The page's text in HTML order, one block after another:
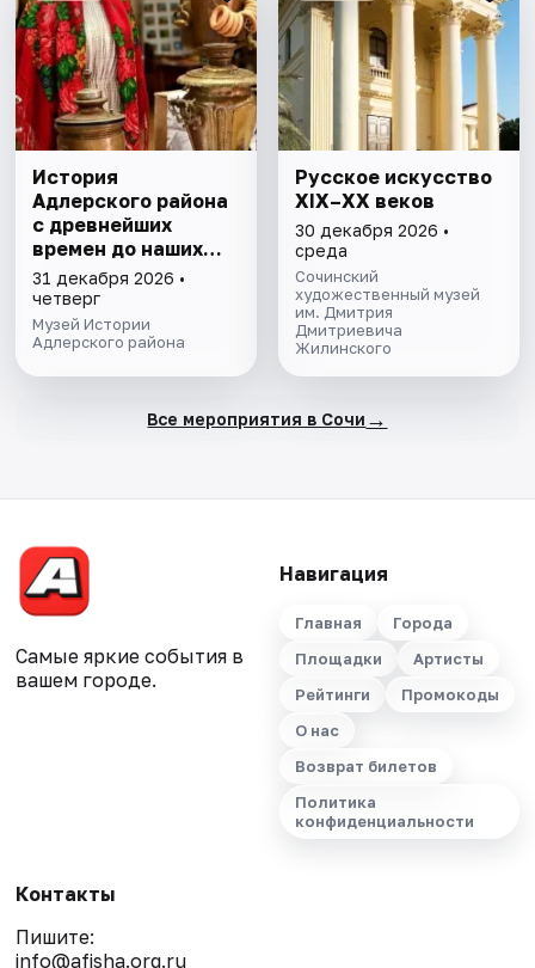
История
Адлерского района
с древнейших
времен до наших
дней. Экскурсия
31 декабря 2026 •
четверг
Музей Истории
Адлерского района
Русское искусство
XIX–XX веков
30 декабря 2026 •
среда
Сочинский
художественный музей
им. Дмитрия
Дмитриевича
Жилинского
Все мероприятия в Сочи →
Самые яркие события в
вашем городе.
Навигация
Главная
Города
Площадки
Артисты
Рейтинги
Промокоды
О нас
Возврат билетов
Политика
конфиденциальности
Контакты
Пишите:
info@afisha.org.ru